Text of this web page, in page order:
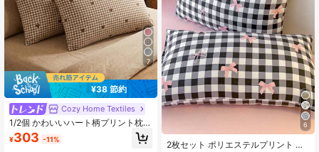
7
¥38 節約
Cozy Home Textiles
1/2個 かわいいハート柄プリント枕カ
バー(中身なし)、柔らかく肌に優しい
生地、快適で通気性があり、洗濯機
¥303 -11%
6
2枚セット ポリエステルプリント 通